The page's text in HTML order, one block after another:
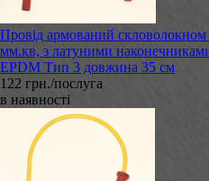
Провід армований скловолокном
мм.кв, з латуними
EPDM Тип 3 довжина 35 см
122 грн./послуга
в наявності